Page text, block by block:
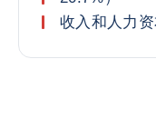
收入和人力